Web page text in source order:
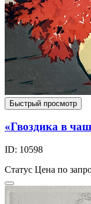
Быстрый просмотр
«Гвоздика в
ID: 10598
Статус Цена по